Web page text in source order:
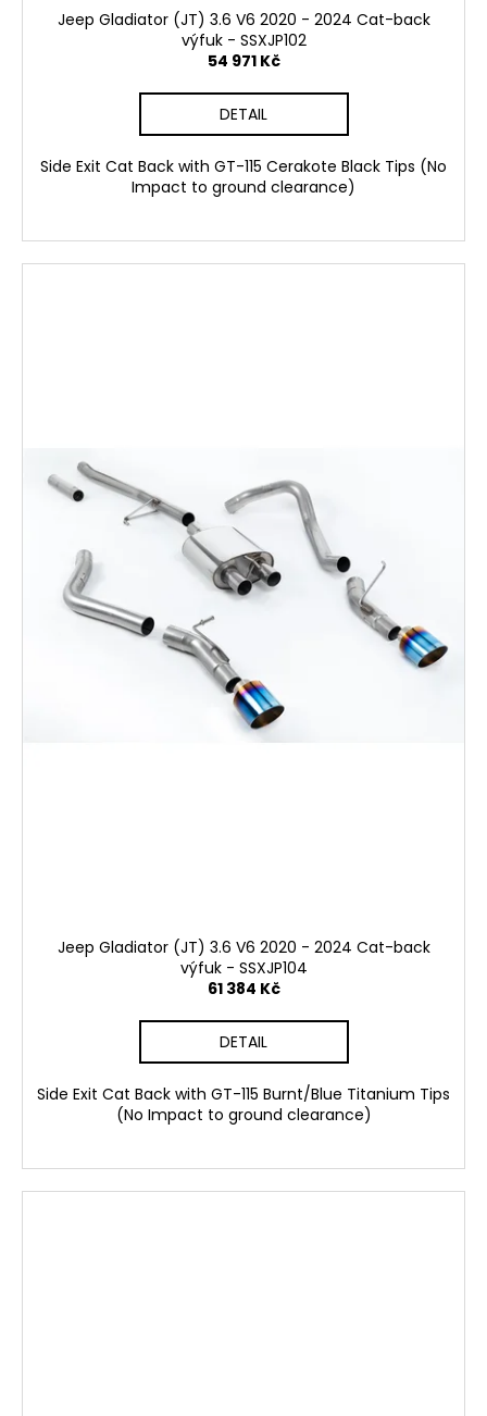
Jeep Gladiator (JT) 3.6 V6 2020 - 2024 Cat-back
výfuk - SSXJP102
54 971 Kč
DETAIL
Side Exit Cat Back with GT-115 Cerakote Black Tips (No
Impact to ground clearance)
Jeep Gladiator (JT) 3.6 V6 2020 - 2024 Cat-back
výfuk - SSXJP104
61 384 Kč
DETAIL
Side Exit Cat Back with GT-115 Burnt/Blue Titanium Tips
(No Impact to ground clearance)